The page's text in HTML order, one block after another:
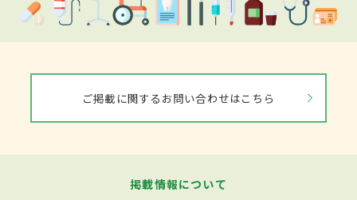
ご掲載に関するお問い合わせはこちら
掲載情報について